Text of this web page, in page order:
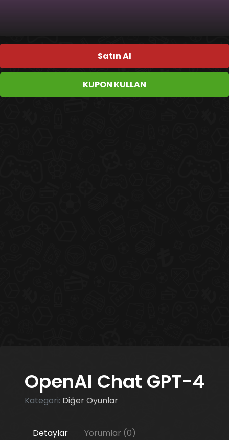
Satın Al
KUPON KULLAN
OpenAI Chat GPT-4
Kategori: Diğer Oyunlar
Detaylar
Yorumlar (0)